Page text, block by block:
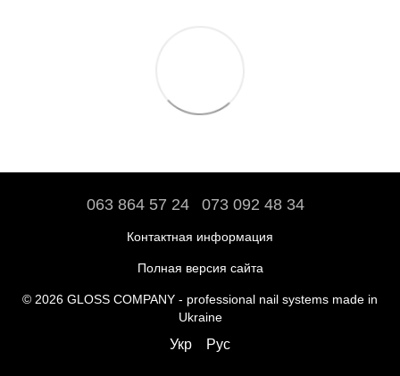
063 864 57 24 073 092 48 34
Контактная информация
Полная версия сайта
© 2026 GLOSS COMPANY - professional nail systems made in
Ukraine
Укр Рус